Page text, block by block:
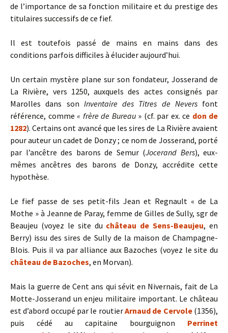
de l’importance de sa fonction militaire et du prestige des
titulaires successifs de ce fief.
Il est toutefois passé de mains en mains dans des
conditions parfois difficiles à élucider aujourd’hui.
Un certain mystère plane sur son fondateur, Josserand de
La Rivière, vers 1250, auxquels des actes consignés par
Marolles dans son Inventaire des Titres de Nevers font
référence, comme « frère de Bureau» (cf. par ex. ce don de
1282). Certains ont avancé que les sires de La Rivière avaient
pour auteur un cadet de Donzy ; ce nom de Josserand, porté
par l’ancêtre des barons de Semur (Jocerand Bers), eux-
mêmes ancêtres des barons de Donzy, accrédite cette
hypothèse.
Le fief passe de ses petit-fils Jean et Regnault « de La
Mothe » à Jeanne de Paray, femme de Gilles de Sully, sgr de
Beaujeu (voyez le site du château de Sens-Beaujeu, en
Berry) issu des sires de Sully de la maison de Champagne-
Blois. Puis il va par alliance aux Bazoches (voyez le site du
château de Bazoches, en Morvan).
Mais la guerre de Cent ans qui sévit en Nivernais, fait de La
Motte-Josserand un enjeu militaire important. Le château
est d’abord occupé par le routierArnaud de Cervole(1356),
puis cédé au capitaine bourguignon Perrinet